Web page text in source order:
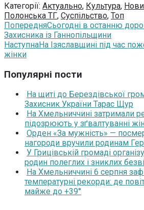
Категорії: Актуально, Культура,
Полонська ТГ, Суспільство, Топ
ПопередняСьогодні в останню
Захисника із Ганнопільщини
НаступнаНа Ізяславщині під час
жінки
Популярні пости
На щиті до Берездівської
Захисник України Тарас Щур
На Хмельниччині затримали
підозрюють у зґвалтуванні
Орден «За мужність» —
нагороди вручили родинам
У Грицівській громаді
родин полеглих і зниклих
На Хмельниччині 6 серпня
температурні рекорди: де
майже до +39°